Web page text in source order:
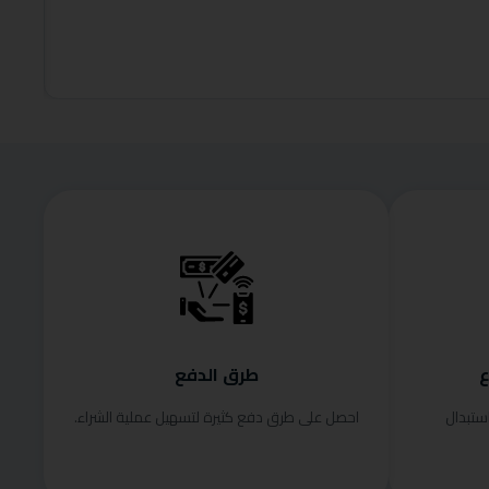
طرق الدفع
احصل على طرق دفع كثيرة لتسهيل عملية الشراء.